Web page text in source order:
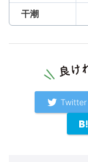
干潮
Twitter